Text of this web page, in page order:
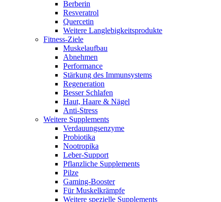
Berberin
Resveratrol
Quercetin
Weitere Langlebigkeitsprodukte
Fitness-Ziele
Muskelaufbau
Abnehmen
Performance
Stärkung des Immunsystems
Regeneration
Besser Schlafen
Haut, Haare & Nägel
Anti-Stress
Weitere Supplements
Verdauungsenzyme
Probiotika
Nootropika
Leber-Support
Pflanzliche Supplements
Pilze
Gaming-Booster
Für Muskelkrämpfe
Weitere spezielle Supplements